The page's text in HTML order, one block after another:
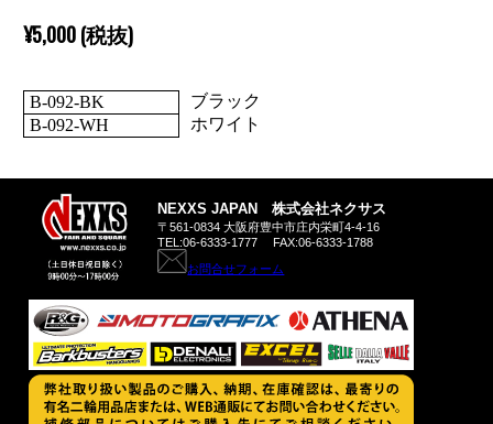
¥5,000 (税抜)
B-092-BK
ブラック
B-092-WH
ホワイト
NEXXS JAPAN 株式会社ネクサス
〒561-0834 大阪府豊中市庄内栄町4-4-16
TEL:06-6333-1777 FAX:06-6333-1788
お問合せフォーム